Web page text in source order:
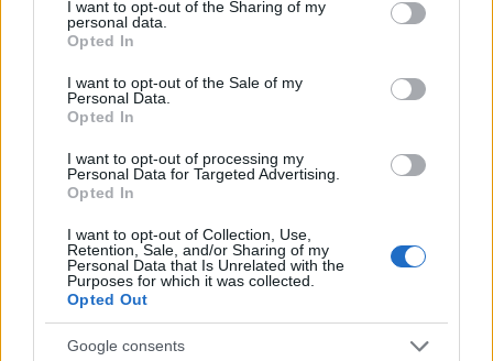
not limited to your visit or usage behaviour. You may click to
grant or deny consent to Google and its third-party tags to
use your data for below specified purposes in below Google
consent section.
I want to opt-out of the Sharing of my
personal data.
Opted In
I want to opt-out of the Sale of my
Personal Data.
Opted In
I want to opt-out of processing my
Personal Data for Targeted Advertising.
Opted In
I want to opt-out of Collection, Use,
Retention, Sale, and/or Sharing of my
Personal Data that Is Unrelated with the
Purposes for which it was collected.
Opted Out
Google consents